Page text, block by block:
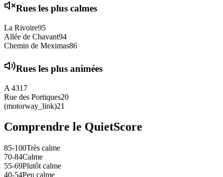
Rues les plus calmes
La Rivoire95
Allée de Chavant94
Chemin de Meximas86
Rues les plus animées
A 4317
Rue des Portiques20
(motorway_link)21
Comprendre le QuietScore
85-100Très calme
70-84Calme
55-69Plutôt calme
40-54Peu calme